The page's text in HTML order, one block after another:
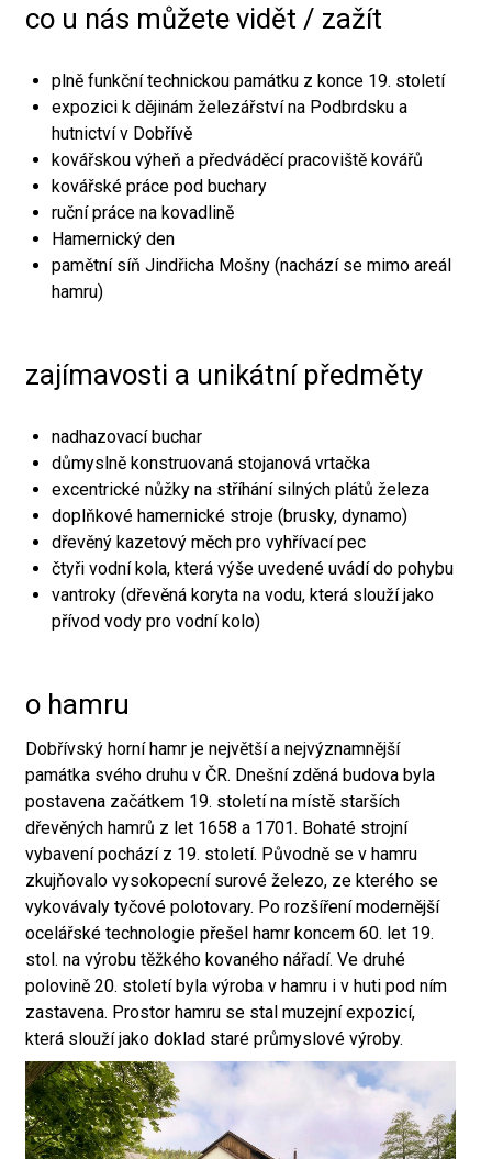
co u nás můžete vidět / zažít
plně funkční technickou památku z konce 19. století
expozici k dějinám železářství na Podbrdsku a
hutnictví v Dobřívě
kovářskou výheň a předváděcí pracoviště kovářů
kovářské práce pod buchary
ruční práce na kovadlině
Hamernický den
pamětní síň Jindřicha Mošny (nachází se mimo areál
hamru)
zajímavosti a unikátní předměty
nadhazovací buchar
důmyslně konstruovaná stojanová vrtačka
excentrické nůžky na stříhání silných plátů železa
doplňkové hamernické stroje (brusky, dynamo)
dřevěný kazetový měch pro vyhřívací pec
čtyři vodní kola, která výše uvedené uvádí do pohybu
vantroky (dřevěná koryta na vodu, která slouží jako
přívod vody pro vodní kolo)
o hamru
Dobřívský horní hamr je největší a nejvýznamnější
památka svého druhu v ČR. Dnešní zděná budova byla
postavena začátkem 19. století na místě starších
dřevěných hamrů z let 1658 a 1701. Bohaté strojní
vybavení pochází z 19. století. Původně se v hamru
zkujňovalo vysokopecní surové železo, ze kterého se
vykovávaly tyčové polotovary. Po rozšíření modernější
ocelářské technologie přešel hamr koncem 60. let 19.
stol. na výrobu těžkého kovaného nářadí. Ve druhé
polovině 20. století byla výroba v hamru i v huti pod ním
zastavena. Prostor hamru se stal muzejní expozicí,
která slouží jako doklad staré průmyslové výroby.